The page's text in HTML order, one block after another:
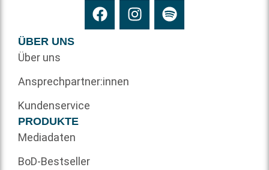
ÜBER UNS
Über uns
Ansprechpartner:innen
Kundenservice
PRODUKTE
Mediadaten
BoD-Bestseller